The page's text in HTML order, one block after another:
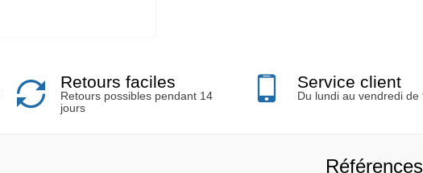
Retours faciles
Retours possibles pendant 14
jours
Service client
Du lundi au vendredi de